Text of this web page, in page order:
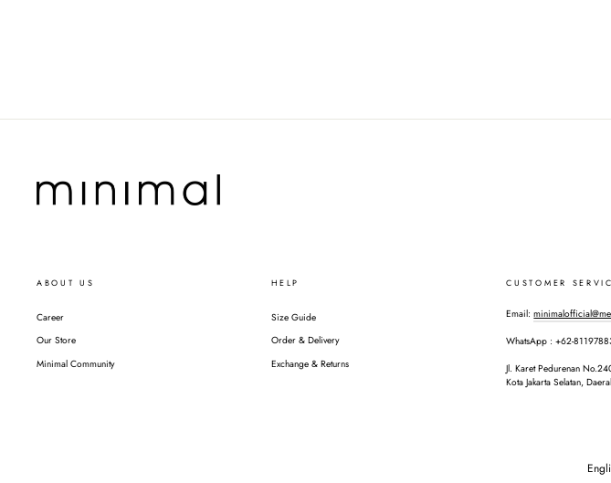
ABOUT US
Career
Our Store
Minimal Community
HELP
Size Guide
Order & Delivery
Exchange & Returns
CUSTOMER
Email:
WhatsApp : +62-
Jl. Karet Pedurenan
Kota Jakarta Selatan,